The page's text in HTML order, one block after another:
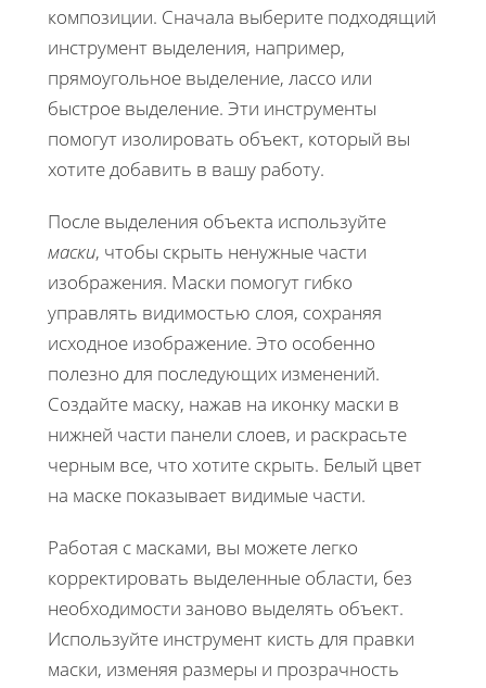
композиции. Сначала выберите подходящий
инструмент выделения, например,
прямоугольное выделение, лассо или
быстрое выделение. Эти инструменты
помогут изолировать объект, который вы
хотите добавить в вашу работу.
После выделения объекта используйте
маски, чтобы скрыть ненужные части
изображения. Маски помогут гибко
управлять видимостью слоя, сохраняя
исходное изображение. Это особенно
полезно для последующих изменений.
Создайте маску, нажав на иконку маски в
нижней части панели слоев, и раскрасьте
черным все, что хотите скрыть. Белый цвет
на маске показывает видимые части.
Работая с масками, вы можете легко
корректировать выделенные области, без
необходимости заново выделять объект.
Используйте инструмент кисть для правки
маски, изменяя размеры и прозрачность